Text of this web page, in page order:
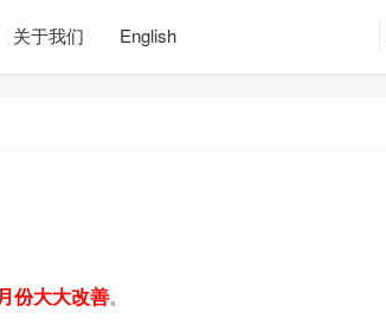
关于我们 English
份大大改善。